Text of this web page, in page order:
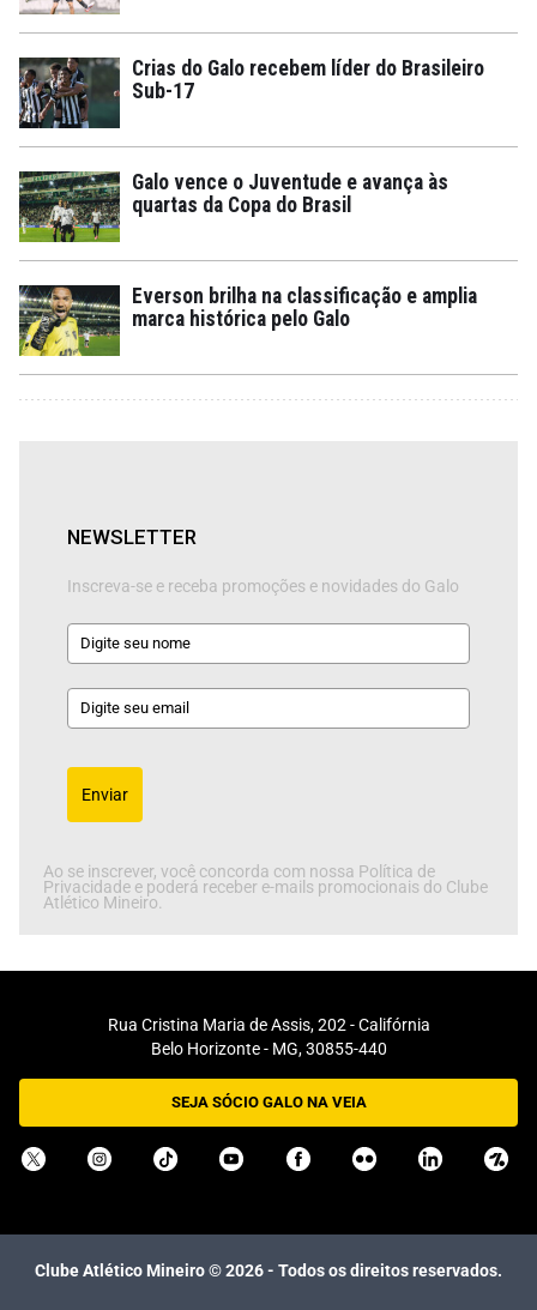
Crias do Galo recebem líder do Brasileiro
Sub-17
Galo vence o Juventude e avança às
quartas da Copa do Brasil
Everson brilha na classificação e amplia
marca histórica pelo Galo
NEWSLETTER
Inscreva-se e receba promoções e novidades do Galo
Enviar
Ao se inscrever, você concorda com nossa Política de
Privacidade e poderá receber e-mails promocionais do Clube
Atlético Mineiro.
Rua Cristina Maria de Assis, 202 - Califórnia
Belo Horizonte - MG, 30855-440
SEJA SÓCIO GALO NA VEIA
Clube Atlético Mineiro ©2026- Todos os direitos reservados.